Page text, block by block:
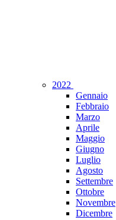
2022
Gennaio
Febbraio
Marzo
Aprile
Maggio
Giugno
Luglio
Agosto
Settembre
Ottobre
Novembre
Dicembre